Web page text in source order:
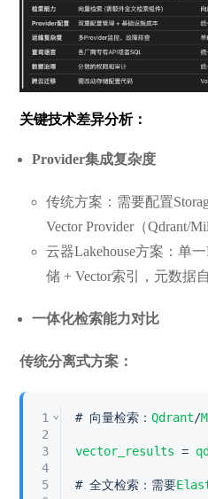
关键技术差异分析：
Provider集成复杂度
传统方案：需要配置
Vector Provider（Qdrant/
云器Lakehouse方案：单
储 + Vector索引，元数据
一体化检索能力对比
传统分离式方案：
1
2
3
4
5
⌄ # 向量检索：Qdrant/
vector_results =
# 全文检索：需要